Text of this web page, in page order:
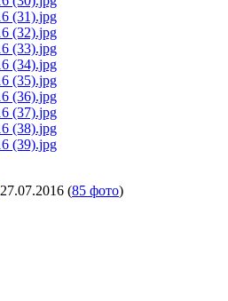
27.07.2016 (85 фото)